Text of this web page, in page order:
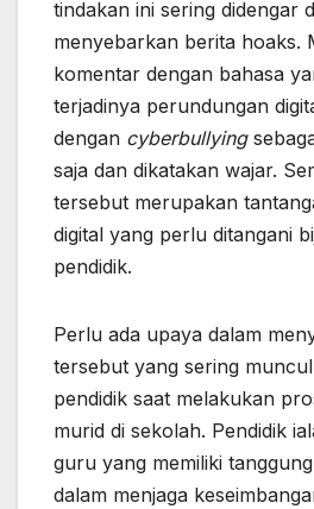
tindakan ini sering didengar
menyebarkan berita hoaks.
komentar dengan bahasa
terjadinya perundungan
dengan cyberbullying
saja dan dikatakan wajar.
tersebut merupakan
digital yang perlu ditangani
pendidik.
Perlu ada upaya dalam
tersebut yang sering
pendidik saat melakukan
murid di sekolah. Pendidik
guru yang memiliki
dalam menjaga